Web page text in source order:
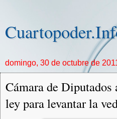
domingo, 30 de octubre de
Cámara de Diputados
ley para levantar la